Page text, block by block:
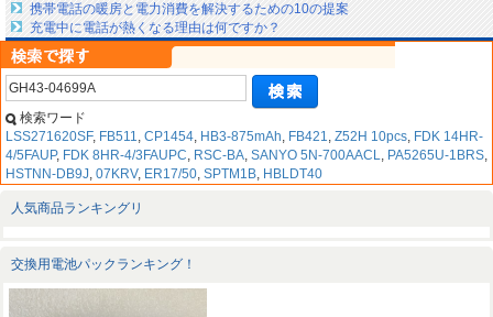
携帯電話の暖房と電力消費を解決するための10の提案
充電中に電話が熱くなる理由は何ですか？
検索ワード
LSS271620SF, FB511, CP1454, HB3-875mAh, FB421, Z52H 10pcs, FDK 14HR-
4/5FAUP, FDK 8HR-4/3FAUPC, RSC-BA, SANYO 5N-700AACL, PA5265U-1BRS,
HSTNN-DB9J, 07KRV, ER17/50, SPTM1B, HBLDT40
人気商品ランキングリ
交換用電池パックランキング！